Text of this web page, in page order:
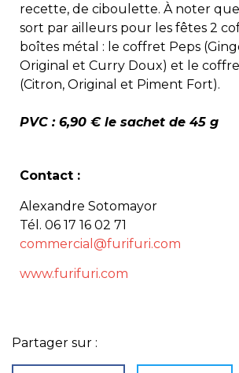
recette, de ciboulette. À noter
sort par ailleurs pour les fêtes 2
boîtes métal : le coffret Peps
Original et Curry Doux) et le
(Citron, Original et Piment Fort).
PVC : 6,90 € le sachet de 45 g
Contact :
Alexandre Sotomayor
Tél. 06 17 16 02 71
commercial@furifuri.com
www.furifuri.com
Partager sur :